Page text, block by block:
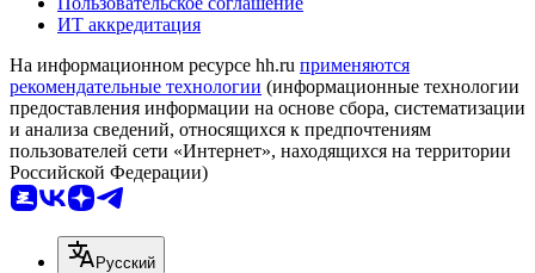
ИТ аккредитация
На информационном ресурсе hh.ru применяются
рекомендательные технологии (информационные технологии
предоставления информации на основе сбора, систематизации
и анализа сведений, относящихся к предпочтениям
пользователей сети «Интернет», находящихся на территории
Российской Федерации)
Русский